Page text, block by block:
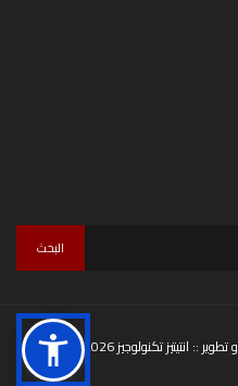
البحث
و تطوير :: انتيتيز تكنولوجيز